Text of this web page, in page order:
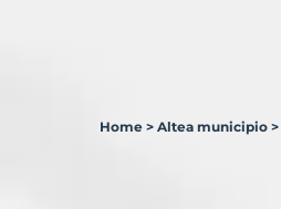
Home > Altea municipio >